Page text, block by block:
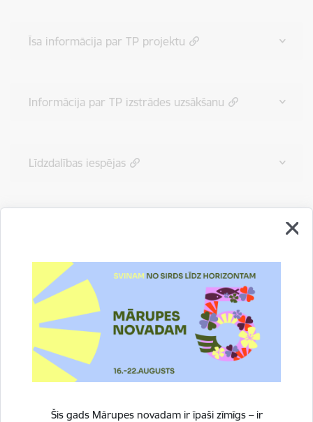
Šis gads Mārupes novadam ir īpaši zīmīgs – ir
Īsa informācija par TP projektu
Informācija par TP izstrādes uzsākšanu
Līdzdalības iespējas
Dalīties